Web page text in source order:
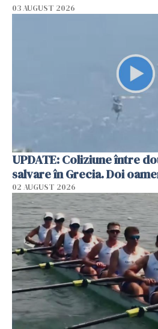
03 AUGUST 2026
UPDATE: Coliziune între
salvare în Grecia. Doi
02 AUGUST 2026